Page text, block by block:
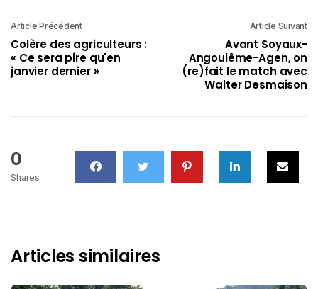
Article Précédent
Colère des agriculteurs :
« Ce sera pire qu'en
janvier dernier »
Article Suivant
Avant Soyaux-
Angoulême-Agen, on
(re)fait le match avec
Walter Desmaison
0
Shares
Articles similaires